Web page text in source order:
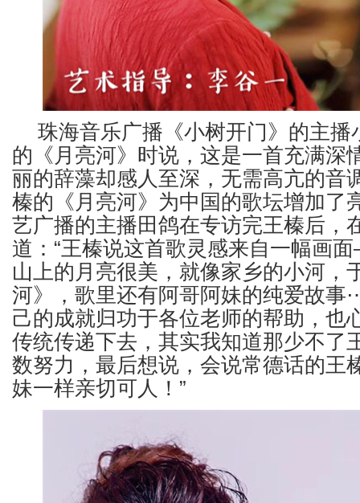
珠海音乐广播《小树开门》的主播
的《月亮河》时说，这是一首充满深
丽的辞藻却感人至深，无需高亢的音
榛的《月亮河》为中国的歌坛增加了
艺广播的主播田鸽在专访完王榛后，
道：“王榛说这首歌灵感来自一幅画
山上的月亮很美，就像家乡的小河，
河》，歌里还有阿哥阿妹的纯爱故
己的成就归功于各位老师的帮助，也
传统传递下去，其实我知道那少不了
数努力，最后想说，会说常德话的王
妹一样亲切可人！”